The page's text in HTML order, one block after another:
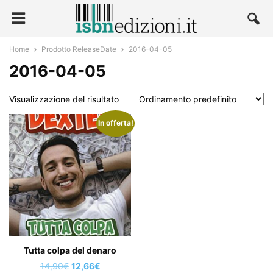
Home Prodotto ReleaseDate 2016-04-05
2016-04-05
Visualizzazione del risultato
In offerta!
Tutta colpa del denaro
14,90€ Il
12,66€Il